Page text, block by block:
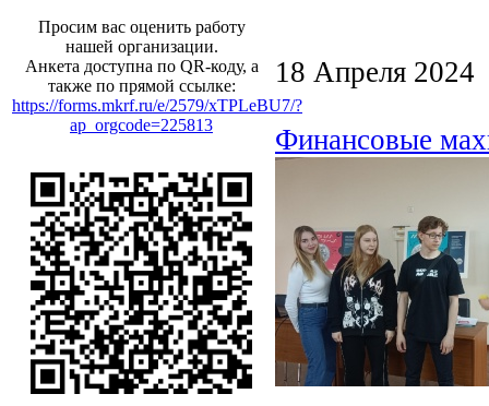
Просим вас оценить работу
нашей организации.
Анкета доступна по QR-коду, а
также по прямой ссылке:
https://forms.mkrf.ru/e/2579/xTPLeBU7/?
ap_orgcode=225813
18 Апреля 2024
Финансовые